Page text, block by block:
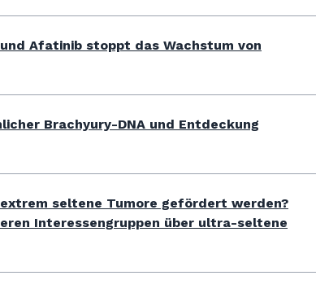
Afatinib stoppt das Wachstum von
Brachyury-DNA und Entdeckung
seltene Tumore gefördert werden?
Interessengruppen über ultra-seltene